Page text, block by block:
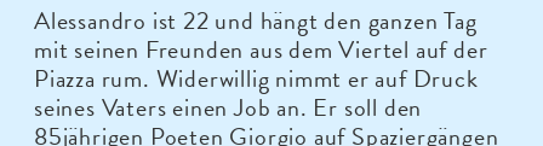
Alessandro ist 22 und hängt den ganzen Tag
mit seinen Freunden aus dem Viertel auf der
Piazza rum. Widerwillig nimmt er auf Druck
seines Vaters einen Job an. Er soll den
85jährigen Poeten Giorgio auf Spaziergängen